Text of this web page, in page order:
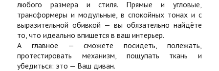
любого размера и стиля. Прямые и угловые,
трансформеры и модульные, в спокойных тонах и с
выразительной обивкой — вы обязательно найдёте
то, что идеально впишется в ваш интерьер.
А главное — сможете посидеть, полежать,
протестировать механизм, пощупать ткань и
убедиться: это — Ваш диван.